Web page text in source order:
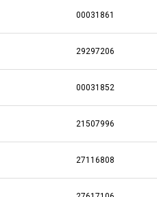
00031861
29297206
00031852
21507996
27116808